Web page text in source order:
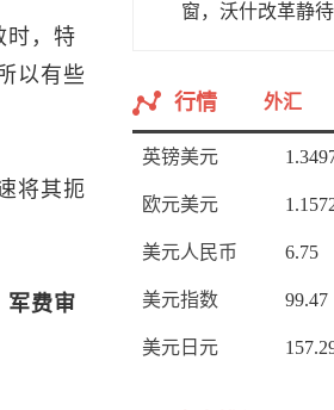
时，特
以有些
将其扼
军费审
窗，沃什改革静
行情 外汇
英镑美元
欧元美元
美元人民币 6.75
美元指数 99.47
美元日元